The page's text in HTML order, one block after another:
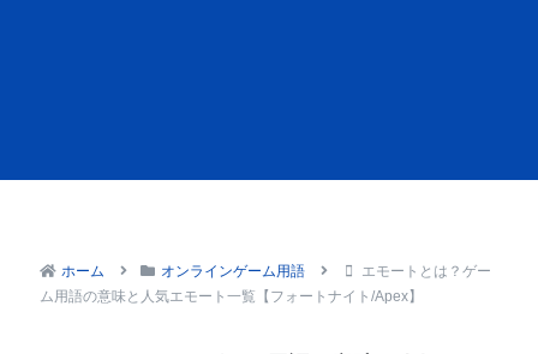
ホーム オンラインゲーム用語
エモートとは？ゲー
ム用語の意味と人気エモート一覧【フォートナイト/Apex】